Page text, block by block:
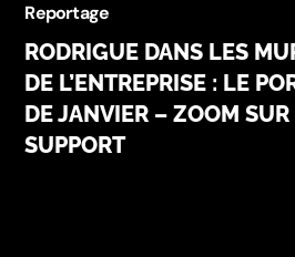
Reportage
RODRIGUE DANS LES
DE L’ENTREPRISE : LE
DE JANVIER – ZOOM
SUPPORT